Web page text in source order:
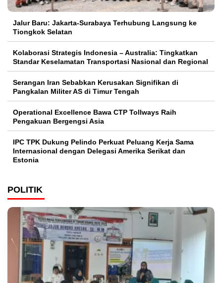
Jalur Baru: Jakarta-Surabaya Terhubung Langsung ke
Tiongkok Selatan
Kolaborasi Strategis Indonesia – Australia: Tingkatkan
Standar Keselamatan Transportasi Nasional dan Regional
Serangan Iran Sebabkan Kerusakan Signifikan di
Pangkalan Militer AS di Timur Tengah
Operational Excellence Bawa CTP Tollways Raih
Pengakuan Bergengsi Asia
IPC TPK Dukung Pelindo Perkuat Peluang Kerja Sama
Internasional dengan Delegasi Amerika Serikat dan
Estonia
POLITIK